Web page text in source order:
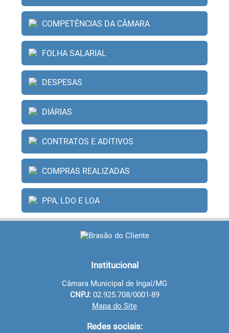
COMPETÊNCIAS DA CÂMARA
FOLHA SALARIAL
DESPESAS
DIÁRIAS
CONTRATOS E ADITIVOS
COMPRAS REALIZADAS
PPA, LDO E LOA
Institucional
Câmara Municipal de Ingaí/MG
CNPJ: 02.925.708/0001-89
Mapa do Site
Redes sociais: